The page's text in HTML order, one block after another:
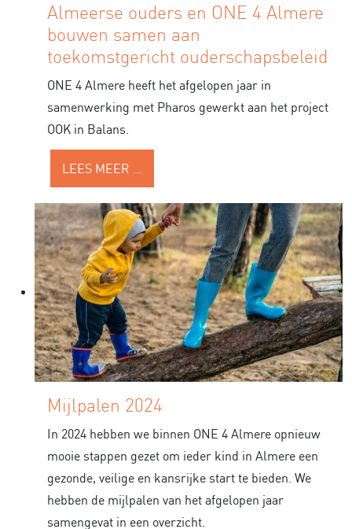
Almeerse ouders en ONE 4 Almere
bouwen samen aan
toekomstgericht ouderschapsbeleid
ONE 4 Almere heeft het afgelopen jaar in
samenwerking met Pharos gewerkt aan het project
OOK in Balans.
LEES MEER …
Mijlpalen 2024
In 2024 hebben we binnen ONE 4 Almere opnieuw
mooie stappen gezet om ieder kind in Almere een
gezonde, veilige en kansrijke start te bieden. We
hebben de mijlpalen van het afgelopen jaar
samengevat in een overzicht.